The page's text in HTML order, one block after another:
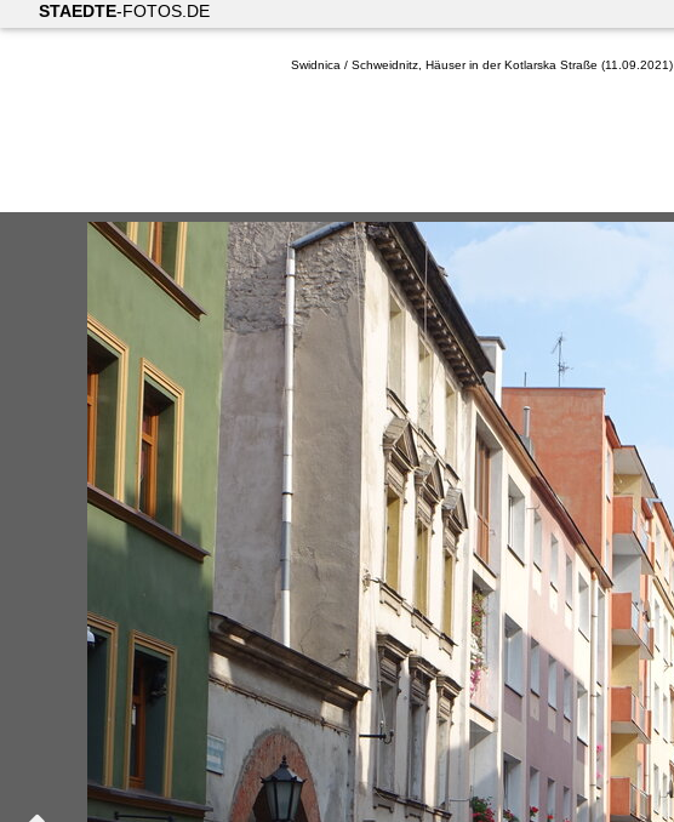
STAEDTE-FOTOS.DE
Swidnica / Schweidnitz, Häuser in der Kotlarska Straße (11.09.2021)